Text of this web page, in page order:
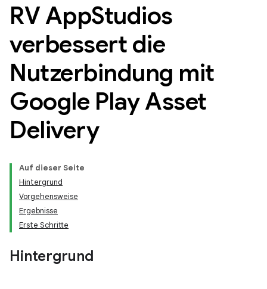
RV AppStudios
verbessert die
Nutzerbindung mit
Google Play Asset
Delivery
Auf dieser Seite
Hintergrund
Vorgehensweise
Ergebnisse
Erste Schritte
Hintergrund